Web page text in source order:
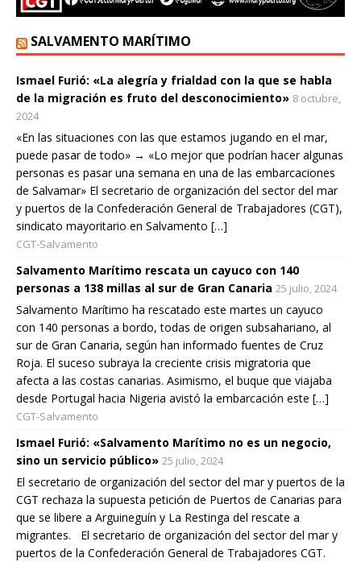
SALVAMENTO MARÍTIMO
Ismael Furió: «La alegría y frialdad con la que se habla
de la migración es fruto del desconocimiento» 8 octubre,
2024
«En las situaciones con las que estamos jugando en el mar,
puede pasar de todo» → «Lo mejor que podrían hacer algunas
personas es pasar una semana en una de las embarcaciones
de Salvamar» El secretario de organización del sector del mar
y puertos de la Confederación General de Trabajadores (CGT),
sindicato mayoritario en Salvamento […]
CGT-Salvamento
Salvamento Marítimo rescata un cayuco con 140
personas a 138 millas al sur de Gran Canaria 25 julio, 2024
Salvamento Marítimo ha rescatado este martes un cayuco
con 140 personas a bordo, todas de origen subsahariano, al
sur de Gran Canaria, según han informado fuentes de Cruz
Roja. El suceso subraya la creciente crisis migratoria que
afecta a las costas canarias. Asimismo, el buque que viajaba
desde Portugal hacia Nigeria avistó la embarcación este […]
CGT-Salvamento
Ismael Furió: «Salvamento Marítimo no es un negocio,
sino un servicio público» 25 julio, 2024
El secretario de organización del sector del mar y puertos de la
CGT rechaza la supuesta petición de Puertos de Canarias para
que se libere a Arguineguín y La Restinga del rescate a
migrantes. El secretario de organización del sector del mar y
puertos de la Confederación General de Trabajadores CGT.